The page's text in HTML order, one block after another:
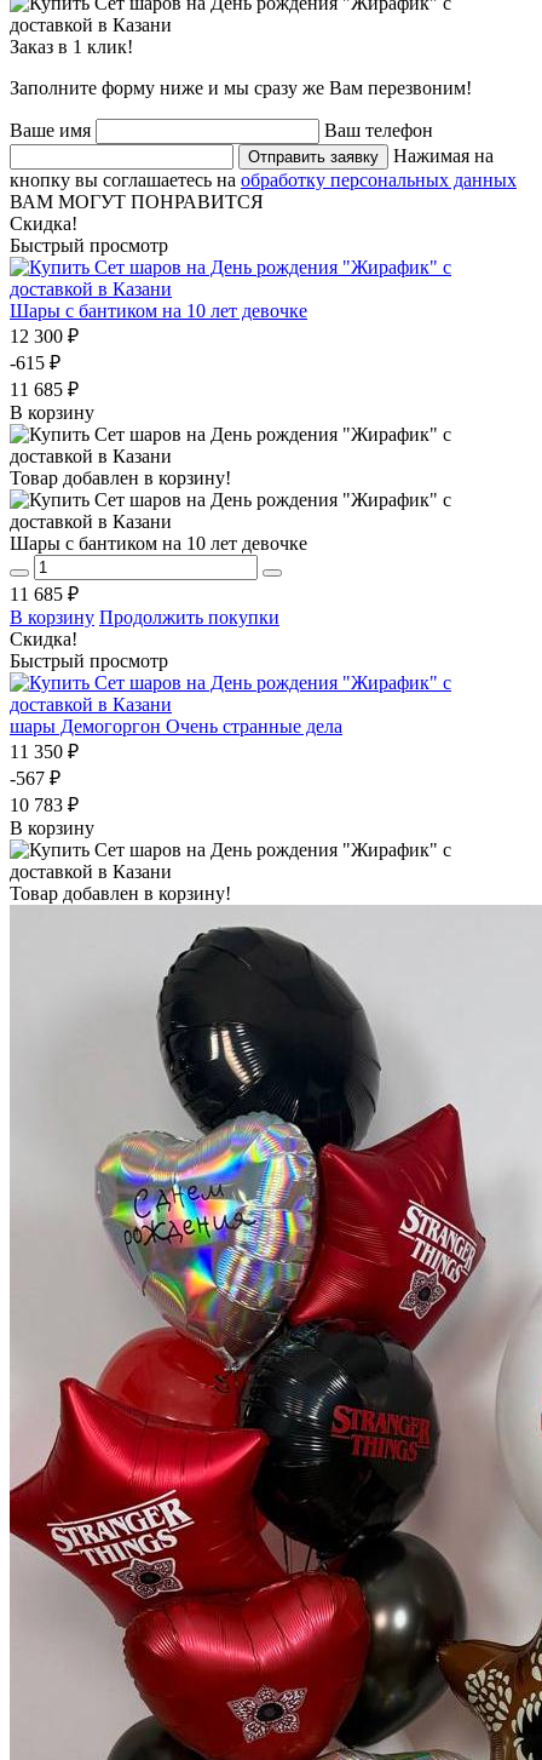
Заказ в 1 клик!
Заполните форму ниже и мы сразу же Вам перезвоним!
Ваше имя Ваш телефон
Отправить заявку
Нажимая на
кнопку вы соглашаетесь на обработку персональных данных
ВАМ МОГУТ ПОНРАВИТСЯ
Скидка!
Быстрый просмотр
Шары с бантиком на 10 лет девочке
12 300 ₽
-615 ₽
11 685 ₽
В корзину
Товар добавлен в корзину!
Шары с бантиком на 10 лет девочке
11 685 ₽
В корзину Продолжить покупки
Скидка!
Быстрый просмотр
шары Демогоргон Очень странные дела
11 350 ₽
-567 ₽
10 783 ₽
В корзину
Товар добавлен в корзину!